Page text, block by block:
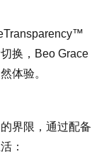
换，Beo Grace
体验。
界限，通过配备
：